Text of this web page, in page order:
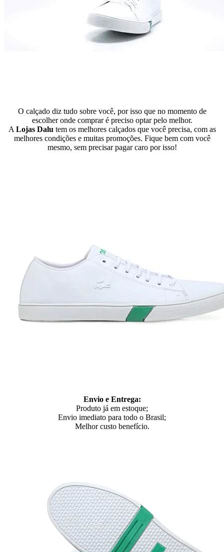
O calçado diz tudo sobre você, por isso que no momento de
escolher onde comprar é preciso optar pelo melhor.
A Lojas Dalu tem os melhores calçados que você precisa, com as
melhores condições e muitas promoções. Fique bem com você
mesmo, sem precisar pagar caro por isso!
Envio e Entrega:
Produto já em estoque;
Envio imediato para todo o Brasil;
Melhor custo benefício.